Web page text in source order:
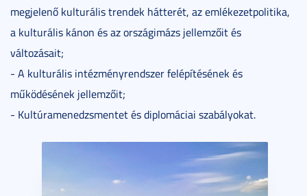
megjelenő kulturális trendek hátterét, az emlékezetpolitika,
a kulturális kánon és az országimázs jellemzőit és
változásait;
- A kulturális intézményrendszer felépítésének és
működésének jellemzőit;
- Kultúramenedzsmentet és diplomáciai szabályokat.